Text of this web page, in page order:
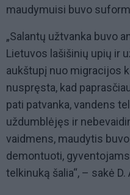
maudymuisi buvo
„Salantų užtvanka buvo
Lietuvos lašišinių upių ir
aukštupį nuo migracijos
nuspręsta, kad
pati patvanka, vandens
uždumblėjęs ir
vaidmens, maudytis
demontuoti,
telkinuką šalia“, – sakė D.